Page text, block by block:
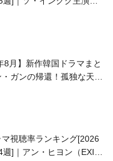
8月】新作韓国ドラマまと
ガンの帰還！孤独な天才
視聴率ランキング[2026
週]｜アン・ヒヨン（EXID